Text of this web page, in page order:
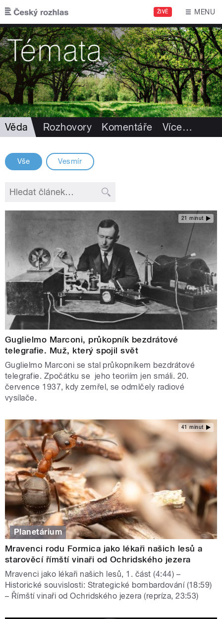
Přejít k hlavnímu obsahu
ŽIVĚ MENU
Věda Rozhovory Komentáře Více…
Vše Vesmír
21 minut
Guglielmo Marconi, průkopník bezdrátové
telegrafie. Muž, který spojil svět
Guglielmo Marconi se stal průkopníkem bezdrátové
telegrafie. Zpočátku se jeho teoriím jen smáli. 20.
července 1937, kdy zemřel, se odmlčely radiové
vysílače.
41 minut
Planetárium
Mravenci rodu Formica jako lékaři našich lesů a
starověcí římští vinaři od Ochridského jezera
Mravenci jako lékaři našich lesů, 1. část (4:44) –
Historické souvislosti: Strategické bombardování (18:59)
– Římští vinaři od Ochridského jezera (repríza, 23:53)